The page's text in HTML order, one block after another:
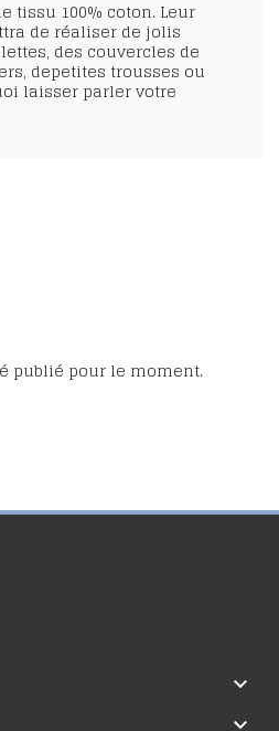
tissu 100% coton. Leur
de réaliser de jolis
des couvercles de
depetites trousses ou
laisser parler votre
publié pour le moment.

